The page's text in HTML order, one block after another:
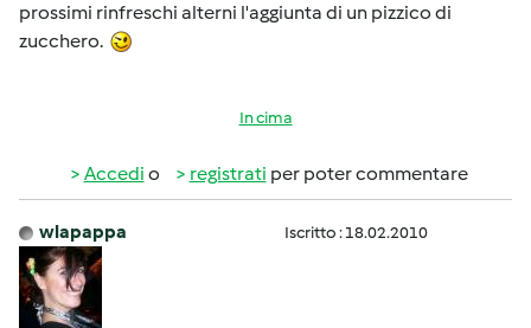
prossimi rinfreschi alterni l'aggiunta di un pizzico di
zucchero.
In cima
Accedi o registrati per poter commentare
wlapappa Iscritto : 18.02.2010